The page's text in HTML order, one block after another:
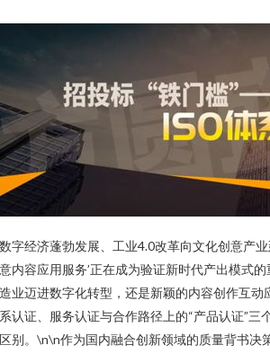
字经济蓬勃发展、工业4.0改革向文化创意产
内容应用服务’正在成为验证新时代产出模式
业迈进数字化转型，还是新颖的内容创作互动
认证、服务认证与合作路径上的“产品认证”三
别。\n\n作为国内融合创新领域的质量背书决